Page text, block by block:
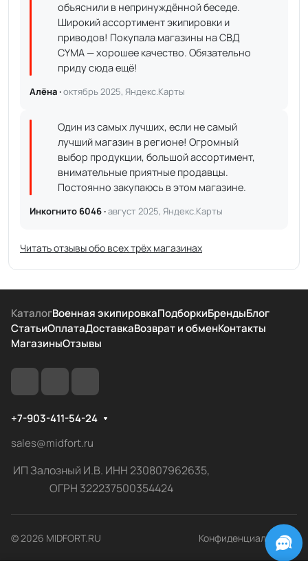
объяснили в непринуждённой беседе.
Широкий ассортимент экипировки и
приводов! Покупала магазины на СВД
CYMA — хорошее качество. Обязательно
приду сюда ещё!
Алёна ·октябрь 2025, Яндекс.Карты
Один из самых лучших, если не самый
лучший магазин в регионе! Огромный
выбор продукции, большой ассортимент,
внимательные приятные продавцы.
Постоянно закупаюсь в этом магазине.
Инкогнито 6046 ·август 2025, Яндекс.Карты
Читать отзывы обо всех трёх магазинах
КаталогВоенная экипировкаПодборкиБрендыБлог
СтатьиОплатаДоставкаВозврат и обменКонтакты
МагазиныОтзывы
+7-903-411-54-24
sales@midfort.ru
ИП Залозный И.В. ИНН 230807962635,
ОГРН 322237500354424
© 2026 MIDFORT.RU Конфиденциальность